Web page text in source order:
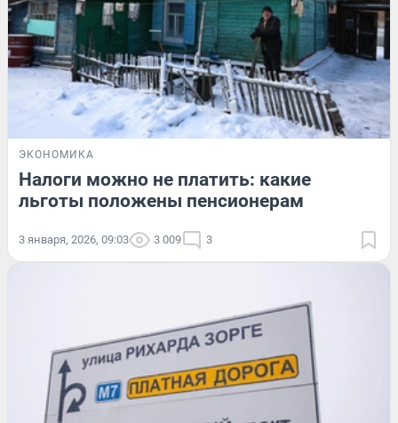
ЭКОНОМИКА
Налоги можно не платить: какие
льготы положены пенсионерам
3 января, 2026, 09:03 3 009 3